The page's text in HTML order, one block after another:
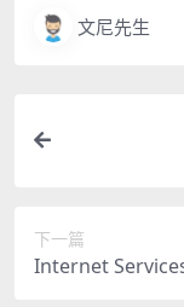
文尼先生
下一篇
Internet